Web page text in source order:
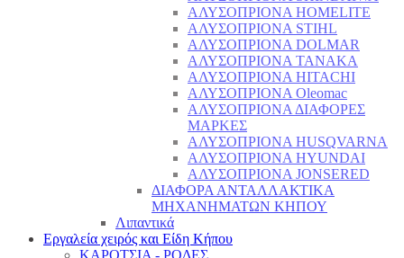
ΑΛΥΣΟΠΡΙΟΝΑ HOMELITE
ΑΛΥΣΟΠΡΙΟΝΑ STIHL
ΑΛΥΣΟΠΡΙΟΝΑ DOLMAR
ΑΛΥΣΟΠΡΙΟΝΑ TANAKA
ΑΛΥΣΟΠΡΙΟΝΑ HITACHI
ΑΛΥΣΟΠΡΙΟΝΑ Oleomac
ΑΛΥΣΟΠΡΙΟΝΑ ΔΙΑΦΟΡΕΣ
ΜΑΡΚΕΣ
ΑΛΥΣΟΠΡΙΟΝΑ HUSQVARNA
ΑΛΥΣΟΠΡΙΟΝΑ HYUNDAI
ΑΛΥΣΟΠΡΙΟΝΑ JONSERED
ΔΙΑΦΟΡΑ ΑΝΤΑΛΛΑΚΤΙΚΑ
ΜΗΧΑΝΗΜΑΤΩΝ ΚΗΠΟΥ
Λιπαντικά
Εργαλεία χειρός και Είδη Κήπου
ΚΑΡΟΤΣΙΑ - ΡΟΔΕΣ